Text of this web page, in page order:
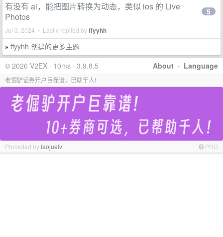
有没有 ai，能把图片转换为动态，类似 ios 的 Live
Photos
Jul 3, 2024 • Lastly replied byffyyhh
5
» ffyyhh 创建的更多主题
About · Language
© 2026 V2EX · 10ms · 3.9.8.5
老倔驴证券开户巨靠谱，已助千人!
Promoted bylaojuelv PRO